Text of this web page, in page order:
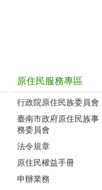
原住民服務專區
行政院原住民族委員會
臺南市政府原住民族事
務委員會
法令規章
原住民權益手冊
申辦業務